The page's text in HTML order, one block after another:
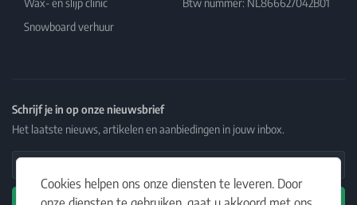
Cookies helpen ons onze diensten te leveren. Door
Wax- en slijp clinic
Snowboard verhuur
Btw nummer: NL866627042B01
Schrijf je in op onze nieuwsbrief
Het laatste nieuws, artikelen en aanbiedingen in jouw inbox.
Email Address